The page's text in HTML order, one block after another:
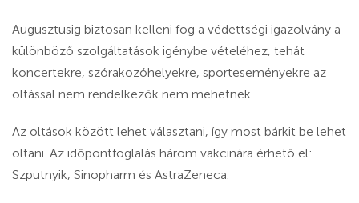
Augusztusig biztosan kelleni fog a védettségi igazolvány a
különböző szolgáltatások igénybe vételéhez, tehát
koncertekre, szórakozóhelyekre, sporteseményekre az
oltással nem rendelkezők nem mehetnek.
Az oltások között lehet választani, így most bárkit be lehet
oltani. Az időpontfoglalás három vakcinára érhető el:
Szputnyik, Sinopharm és AstraZeneca.